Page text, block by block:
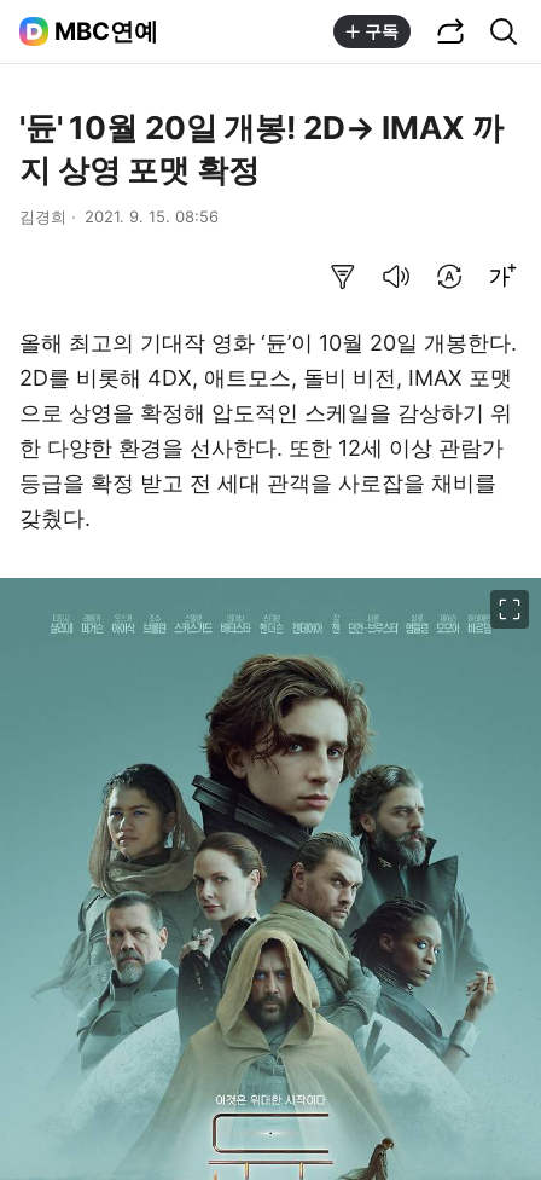
MBC연예 구독
'듄' 10월 20일 개봉! 2D→ IMAX 까
지 상영 포맷 확정
김경희 2021. 9. 15. 08:56
올해 최고의 기대작 영화 ‘듄’이 10월 20일 개봉한다.
2D를 비롯해 4DX, 애트모스, 돌비 비전, IMAX 포맷
으로 상영을 확정해 압도적인 스케일을 감상하기 위
한 다양한 환경을 선사한다. 또한 12세 이상 관람가
등급을 확정 받고 전 세대 관객을 사로잡을 채비를
갖췄다.